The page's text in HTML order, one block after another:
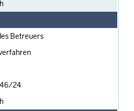
Betreuers
24